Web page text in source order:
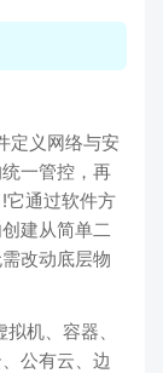
定义网络与安
一管控，再
它通过软件方
建从简单二
改动底层物
机、容器、
公有云、边